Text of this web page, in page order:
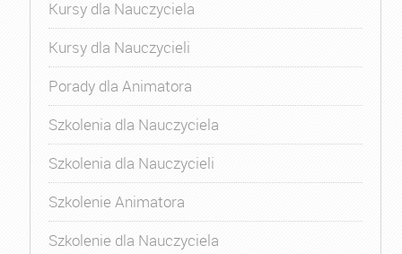
Kursy dla Nauczyciela
Kursy dla Nauczycieli
Porady dla Animatora
Szkolenia dla Nauczyciela
Szkolenia dla Nauczycieli
Szkolenie Animatora
Szkolenie dla Nauczyciela